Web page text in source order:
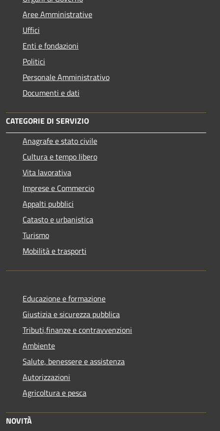
Aree Amministrative
Uffici
Enti e fondazioni
Politici
Personale Amministrativo
Documenti e dati
CATEGORIE DI SERVIZIO
Anagrafe e stato civile
Cultura e tempo libero
Vita lavorativa
Imprese e Commercio
Appalti pubblici
Catasto e urbanistica
Turismo
Mobilità e trasporti
Educazione e formazione
Giustizia e sicurezza pubblica
Tributi,finanze e contravvenzioni
Ambiente
Salute, benessere e assistenza
Autorizzazioni
Agricoltura e pesca
NOVITÀ